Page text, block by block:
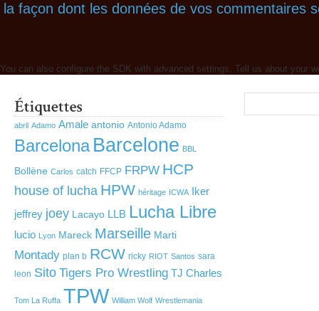
la façon dont les données de vos commentaires
You can also configure the SDK with advanced settings. Tell us about your
abril Adamo Amale antonio Antonio Adamo
Barcelona Barcelone BBL
Bollène Carlos catch FFCP FRPW HCP
house of lucha HPW héritage ICWA Iker
jeffrey joey Lacayo LLB Lucha Libre
lucio Lyon Mareck Marseille Marti
Montady plan b RCW ricky RIOT Santos sara
leon Sito Tigers Pro Wrestling TJ Charles
Tom La Ruffa TPW William Wolf Wrestlemania